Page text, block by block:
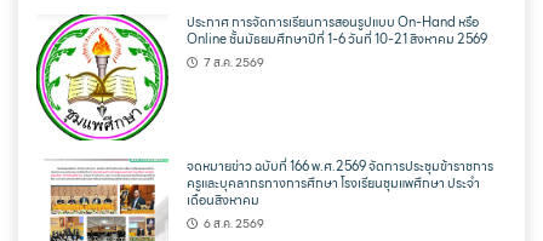
ประกาศ การจัดการเรียนการสอนรูปแบบ On-Hand หรือ
Online ชั้นมัธยมศึกษาปีที่ 1-6 วันที่ 10-21 สิงหาคม 2569
7 ส.ค. 2569
จดหมายข่าว ฉบับที่ 166 พ.ศ.2569 จัดการประชุมข้าราชการ
ครูและบุคลากรทางการศึกษา โรงเรียนชุมแพศึกษา ประจำ
เดือนสิงหาคม
6 ส.ค. 2569